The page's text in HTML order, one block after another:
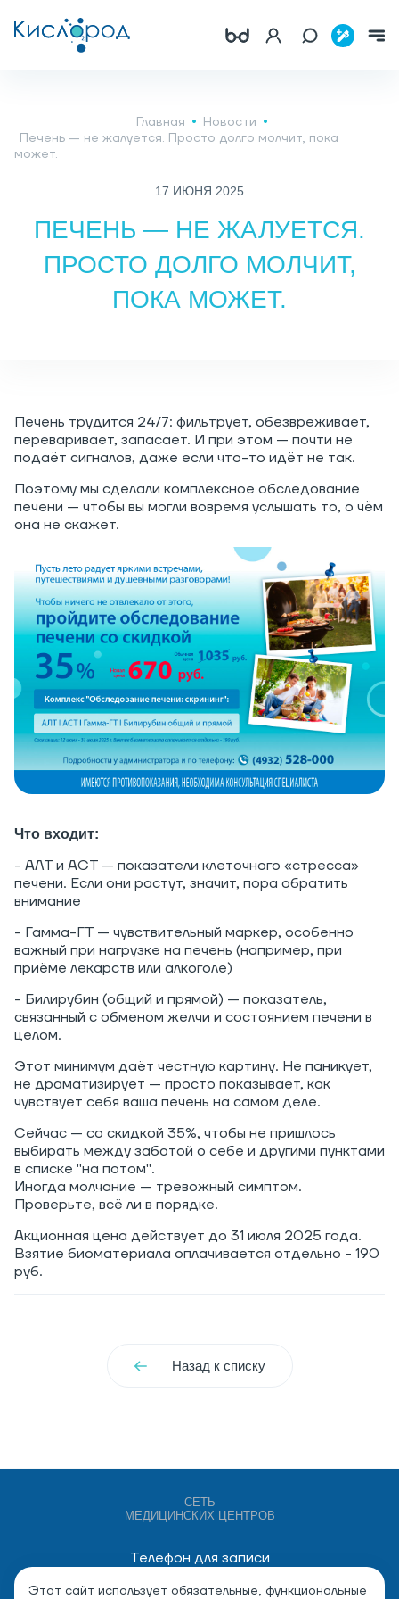
Главная
Новости
Печень — не жалуется. Просто долго молчит, пока
может.
17 ИЮНЯ 2025
ПЕЧЕНЬ — НЕ ЖАЛУЕТСЯ.
ПРОСТО ДОЛГО МОЛЧИТ,
ПОКА МОЖЕТ.
Печень трудится 24/7: фильтрует, обезвреживает,
переваривает, запасает. И при этом — почти не
подаёт сигналов, даже если что-то идёт не так.
Поэтому мы сделали комплексное обследование
печени — чтобы вы могли вовремя услышать то, о чём
она не скажет.
Что входит:
- АЛТ и АСТ — показатели клеточного «стресса»
печени. Если они растут, значит, пора обратить
внимание
- Гамма-ГТ — чувствительный маркер, особенно
важный при нагрузке на печень (например, при
приёме лекарств или алкоголе)
- Билирубин (общий и прямой) — показатель,
связанный с обменом желчи и состоянием печени в
целом.
Этот минимум даёт честную картину. Не паникует,
не драматизирует — просто показывает, как
чувствует себя ваша печень на самом деле.
Сейчас — со скидкой 35%, чтобы не пришлось
выбирать между заботой о себе и другими пунктами
в списке "на потом".
Иногда молчание — тревожный симптом.
Проверьте, всё ли в порядке.
Акционная цена действует до 31 июля 2025 года.
Взятие биоматериала оплачивается отдельно - 190
руб.
Назад к списку
СЕТЬ
МЕДИЦИНСКИХ ЦЕНТРОВ
Телефон для записи
+7 (4932) 528-000
Этот сайт использует обязательные, функциональные